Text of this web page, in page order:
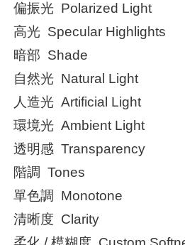
偏振光 Polarized Light
高光 Specular Highlights
暗部 Shade
自然光 Natural Light
人造光 Artificial Light
環境光 Ambient Light
透明感 Transparency
階調 Tones
單色調 Monotone
清晰度 Clarity